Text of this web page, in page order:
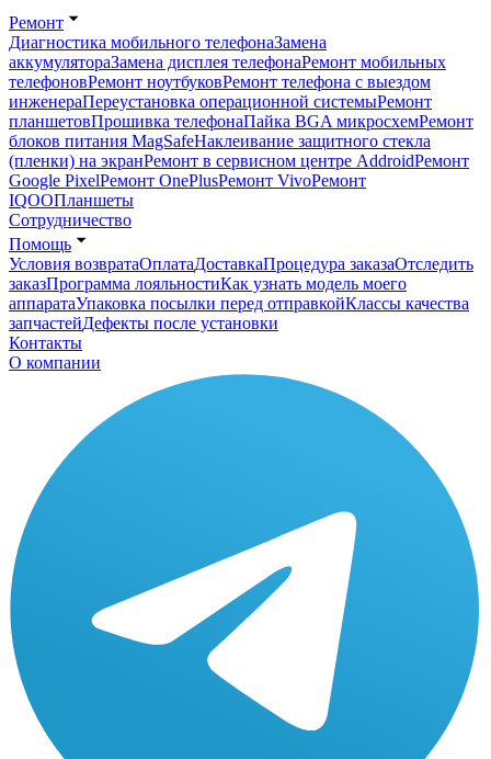
Ремонт
Диагностика мобильного телефонаЗамена
аккумулятораЗамена дисплея телефонаРемонт мобильных
телефоновРемонт ноутбуковРемонт телефона с выездом
инженераПереустановка операционной системыРемонт
планшетовПрошивка телефонаПайка BGA микросхемРемонт
блоков питания MagSafeНаклеивание защитного стекла
(пленки) на экранРемонт в сервисном центре AddroidРемонт
Google PixelРемонт OnePlusРемонт VivoРемонт
IQOOПланшеты
Сотрудничество
Помощь
Условия возвратаОплатаДоставкаПроцедура заказаОтследить
заказПрограмма лояльностиКак узнать модель моего
аппаратаУпаковка посылки перед отправкойКлассы качества
запчастейДефекты после установки
Контакты
О компании